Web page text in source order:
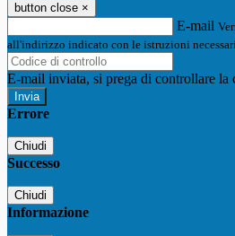
button close ×
E-mail
all'indirizzo indicato con le istruzioni
E-mail inviata, si prega di controllare la
Errore
Chiudi
Successo
Chiudi
Informazione